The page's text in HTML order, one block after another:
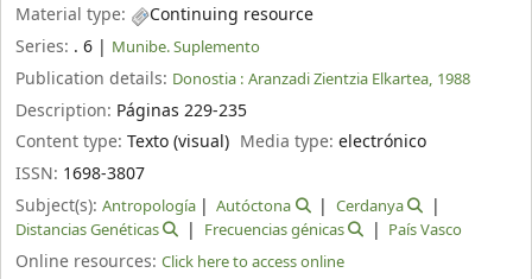
Material type:
Continuing resource
Series: . 6 | Munibe. Suplemento
Publication details: Donostia : Aranzadi Zientzia Elkartea, 1988
Description: Páginas 229-235
Content type: Texto (visual) Media type:electrónico
ISSN: 1698-3807
Subject(s): Antropología Autóctona
Cerdanya
Distancias Genéticas
Frecuencias génicas País Vasco
Online resources: Click here to access online